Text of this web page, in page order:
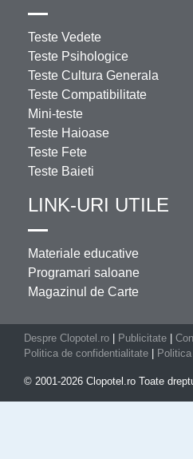
Teste Vedete
Teste Psihologice
Teste Cultura Generala
Teste Compatibilitate
Mini-teste
Teste Haioase
Teste Fete
Teste Baieti
LINK-URI UTILE
Materiale educative
Programari saloane
Magazinul de Carte
Despre Clopotel.ro Publicitate
Politica de confidentialitate
© 2001-2026 Clopotel.ro Toate